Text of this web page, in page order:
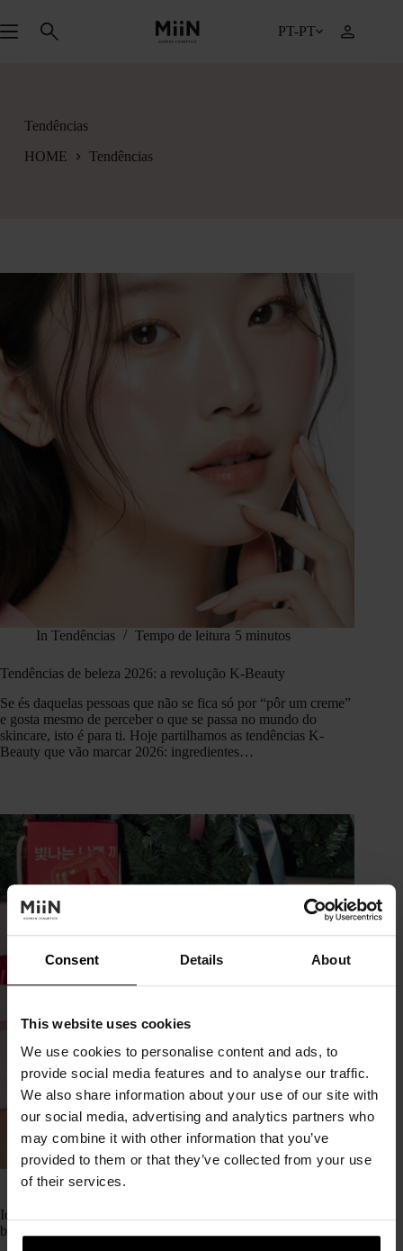
Consent Details About
This website uses cookies
We use cookies to personalise content and ads, to
provide social media features and to analyse our traffic.
We also share information about your use of our site with
our social media, advertising and analytics partners who
may combine it with other information that you’ve
provided to them or that they’ve collected from your use
of their services.
para
o
PT-PT
Tendências
HOME Tendências
In Tendências Tempo de leitura 5 minutos
Tendências de beleza 2026: a revolução K-Beauty
Se és daquelas pessoas que não se fica só por “pôr um creme”
e gosta mesmo de perceber o que se passa no mundo do
skincare, isto é para ti. Hoje partilhamos as tendências K-
Beauty que vão marcar 2026: ingredientes…
In Tendências
Ideias para presentes de Natal originais: opções únicas K-
beauty